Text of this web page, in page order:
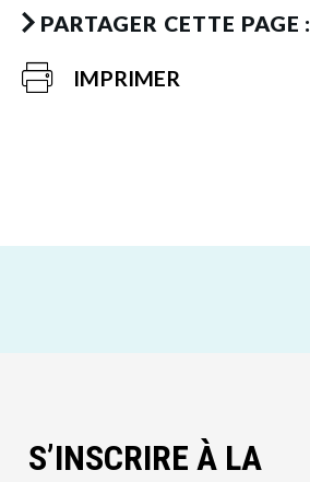
PARTAGER CETTE PAGE :
IMPRIMER
S’INSCRIRE À LA